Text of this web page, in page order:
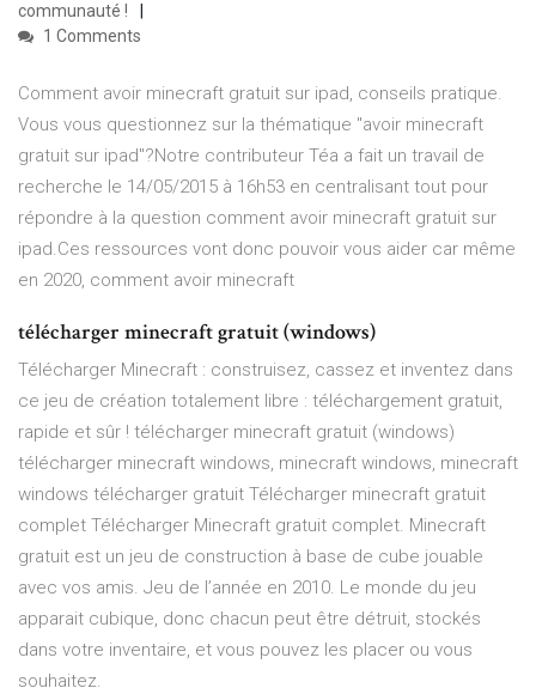
communauté !
1 Comments
Comment avoir minecraft gratuit sur ipad, conseils pratique.
Vous vous questionnez sur la thématique "avoir minecraft
gratuit sur ipad"?Notre contributeur Téa a fait un travail de
recherche le 14/05/2015 à 16h53 en centralisant tout pour
répondre à la question comment avoir minecraft gratuit sur
ipad.Ces ressources vont donc pouvoir vous aider car même
en 2020, comment avoir minecraft
télécharger minecraft gratuit (windows)
Télécharger Minecraft : construisez, cassez et inventez dans
ce jeu de création totalement libre : téléchargement gratuit,
rapide et sûr ! télécharger minecraft gratuit (windows)
télécharger minecraft windows, minecraft windows, minecraft
windows télécharger gratuit Télécharger minecraft gratuit
complet Télécharger Minecraft gratuit complet. Minecraft
gratuit est un jeu de construction à base de cube jouable
avec vos amis. Jeu de l’année en 2010. Le monde du jeu
apparait cubique, donc chacun peut être détruit, stockés
dans votre inventaire, et vous pouvez les placer ou vous
souhaitez.